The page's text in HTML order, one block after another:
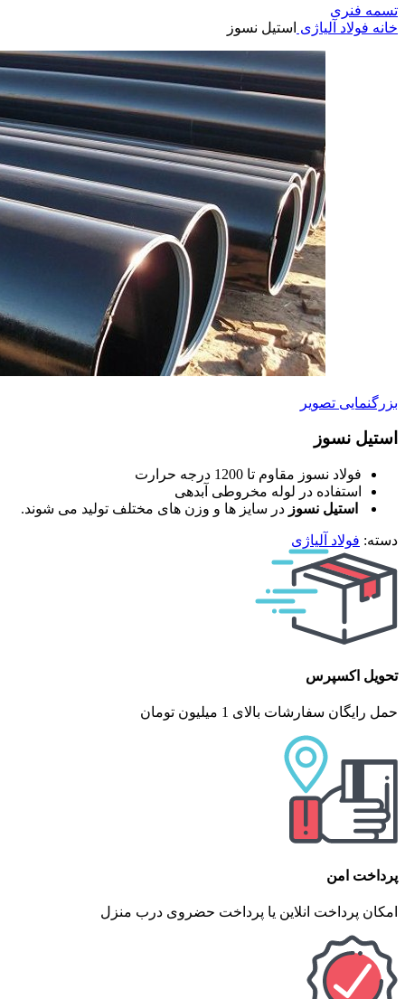
تسمه فنری
خانه فولاد آلیاژی استیل نسوز
بزرگنمایی تصویر
استیل نسوز
فولاد نسوز مقاوم تا 1200 درجه حرارت
استفاده در لوله مخروطی آبدهی
استیل نسوز در سایز ها و وزن های مختلف تولید می شوند.
دسته: فولاد آلیاژی
تحویل اکسپرس
حمل رایگان سفارشات بالای 1 میلیون تومان
پرداخت امن
امکان پرداخت انلاین یا پرداخت حضروی درب منزل